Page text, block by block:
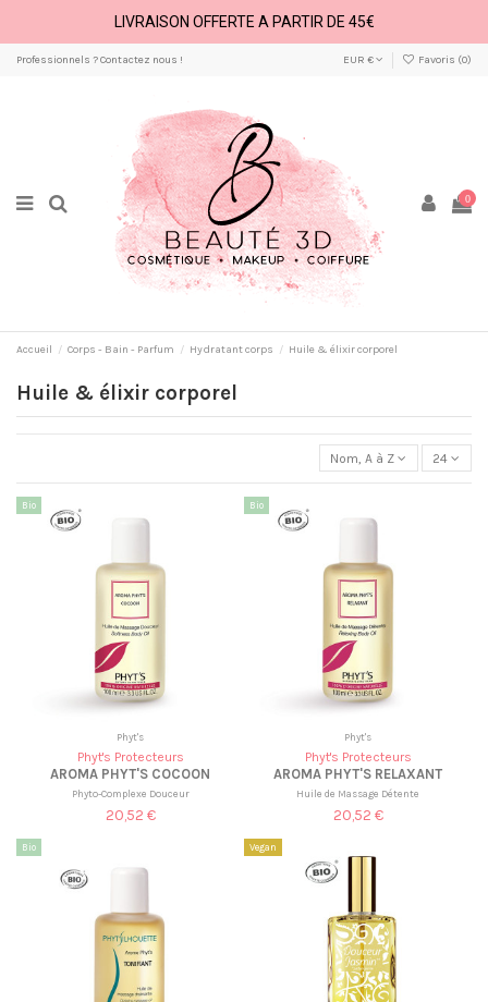
LIVRAISON OFFERTE A PARTIR DE 45€
Professionnels ? Contactez nous ! EUR € Favoris (0)
0
Accueil Corps - Bain - Parfum Hydratant corps Huile & élixir corporel
Huile & élixir corporel
Nom, A à Z 24
Bio
Phyt's
Phyt's Protecteurs
AROMA PHYT'S COCOON
Phyto-Complexe Douceur
20,52 €
Bio
Phyt's
Phyt's Protecteurs
AROMA PHYT'S RELAXANT
Huile de Massage Détente
20,52 €
Bio Vegan